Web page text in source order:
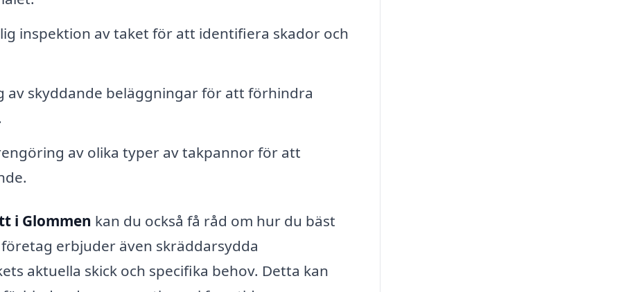
inspektion av taket för att identifiera skador och
av skyddande beläggningar för att förhindra
av olika typer av takpannor för att
i Glommen kan du också få råd om hur du bäst
erbjuder även skräddarsydda
aktuella skick och specifika behov. Detta kan